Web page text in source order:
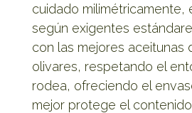
cuidado milimétricamente,
según exigentes
con las mejores aceitunas
olivares, respetando el
rodea, ofreciendo el
mejor protege el